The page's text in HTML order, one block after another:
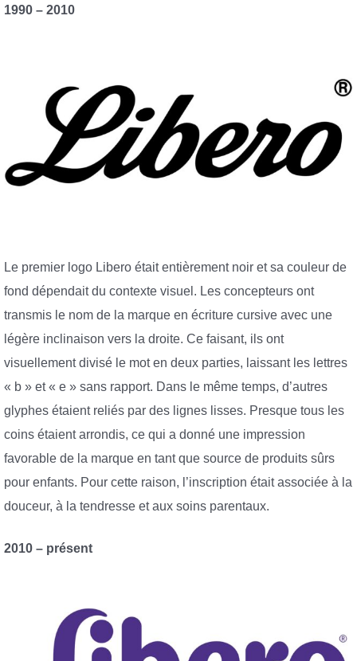
1990 – 2010
Le premier logo Libero était entièrement noir et sa couleur de
fond dépendait du contexte visuel. Les concepteurs ont
transmis le nom de la marque en écriture cursive avec une
légère inclinaison vers la droite. Ce faisant, ils ont
visuellement divisé le mot en deux parties, laissant les lettres
« b » et « e » sans rapport. Dans le même temps, d’autres
glyphes étaient reliés par des lignes lisses. Presque tous les
coins étaient arrondis, ce qui a donné une impression
favorable de la marque en tant que source de produits sûrs
pour enfants. Pour cette raison, l’inscription était associée à la
douceur, à la tendresse et aux soins parentaux.
2010 – présent